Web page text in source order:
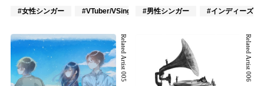
#女性シンガー
#VTuber/VSinger #VOCALOID
#男性シンガー
#インディーズ
Related Artist 005 Related Artist 006